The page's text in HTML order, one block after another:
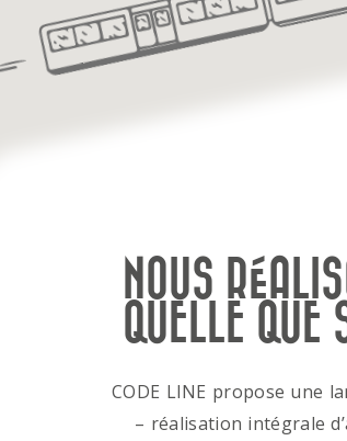
NOUS
QUELLE QUE
CODE LINE propose une
– réalisation intégrale